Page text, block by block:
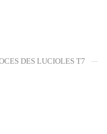
DES LUCIOLES T7